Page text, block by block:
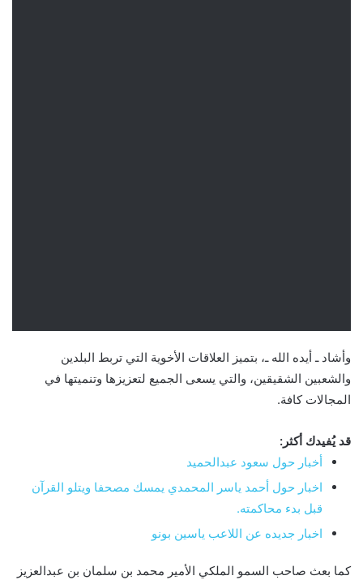
وأشاد ـ أيده الله ـ، بتميز العلاقات الأخوية التي تربط البلدين
والشعبين الشقيقين، والتي يسعى الجميع لتعزيزها وتنميتها في
المجالات كافة.
قد يُفيدك أكثر:
أخبار حول سعود عبدالحميد
اخبار حول أحمد ياسر المحمدي يمسك مصحفا ويتلو القرآن
قبل بدء محاكمته.
اخبار جديده عن اللاعب ياسين بونو
كما بعث صاحب السمو الملكي الأمير محمد بن سلمان بن عبدالعزيز